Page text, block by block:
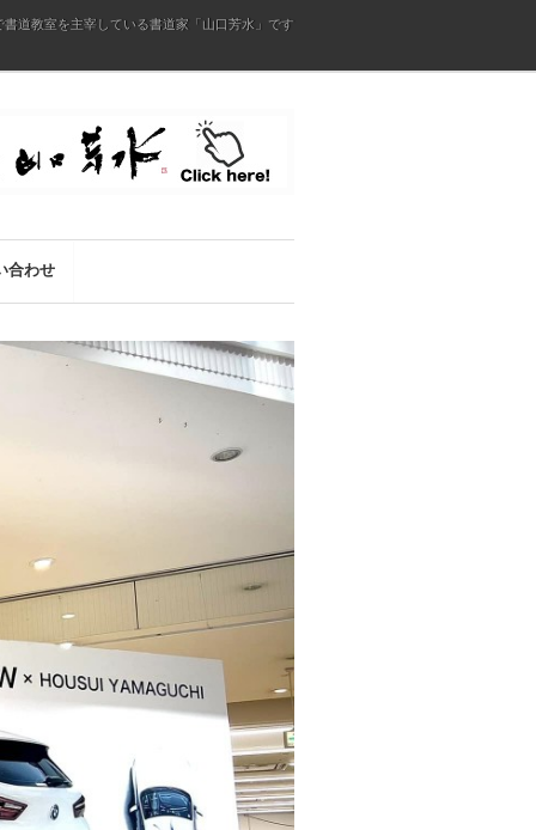
書道教室を主宰している書道家「山口芳水」です
合わせ